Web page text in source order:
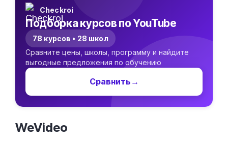
Checkroi
Подборка курсов по YouTube
78 курсов • 28 школ
Сравните цены, школы, программу и найдите
выгодные предложения по обучению
Сравнить →
WeVideo